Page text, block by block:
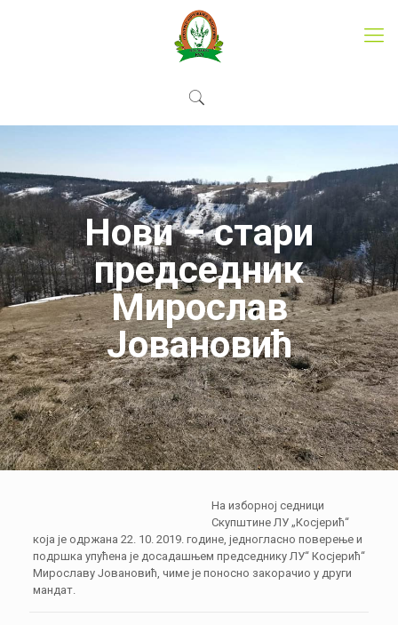
Нови – стари
председник
Мирослав
Јовановић
На изборној седници
Скупштине ЛУ „Косјерић“
која је одржана 22. 10. 2019. године, једногласно поверење и
подршка упућена је досадашњем председнику ЛУ“ Косјерић“
Мирославу Јовановић, чиме је поносно закорачио у други
мандат.